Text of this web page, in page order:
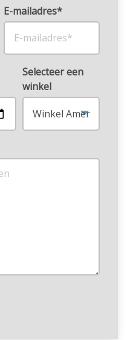
E-mailadres*
Selecteer een
winkel